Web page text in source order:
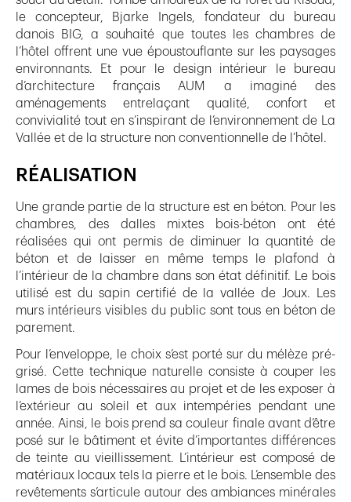
le concepteur, Bjarke Ingels, fondateur du bureau
danois BIG, a souhaité que toutes les chambres de
l’hôtel offrent une vue époustouflante sur les paysages
environnants. Et pour le design intérieur le bureau
d’architecture français AUM a imaginé des
aménagements entrelaçant qualité, confort et
convivialité tout en s’inspirant de l’environnement de La
Vallée et de la structure non conventionnelle de l’hôtel.
RÉALISATION
Une grande partie de la structure est en béton. Pour les
chambres, des dalles mixtes bois-béton ont été
réalisées qui ont permis de diminuer la quantité de
béton et de laisser en même temps le plafond à
l’intérieur de la chambre dans son état définitif. Le bois
utilisé est du sapin certifié de la vallée de Joux. Les
murs intérieurs visibles du public sont tous en béton de
parement.
Pour l’enveloppe, le choix s’est porté sur du mélèze pré-
grisé. Cette technique naturelle consiste à couper les
lames de bois nécessaires au projet et de les exposer à
l’extérieur au soleil et aux intempéries pendant une
année. Ainsi, le bois prend sa couleur finale avant d’être
posé sur le bâtiment et évite d’importantes différences
de teinte au vieillissement. L’intérieur est composé de
matériaux locaux tels la pierre et le bois. L’ensemble des
revêtements s’articule autour des ambiances minérales